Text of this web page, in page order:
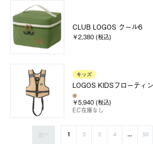
CLUB LOGOS クール6
￥2,380 (税込)
キッズ
LOGOS KIDSフローティ
￥5,940 (税込)
EC在庫なし
前へ 1 2 3 4 ... 50